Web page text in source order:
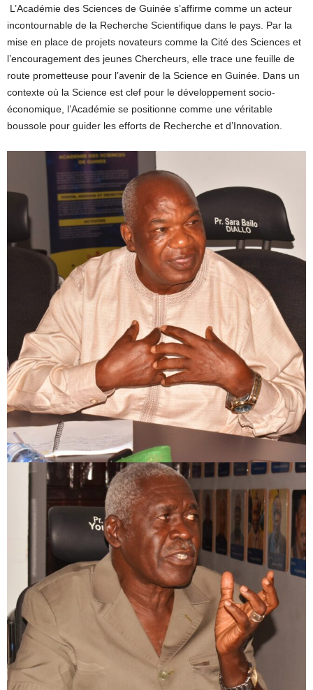
L’Académie des Sciences de Guinée s’affirme comme un acteur
incontournable de la Recherche Scientifique dans le pays. Par la
mise en place de projets novateurs comme la Cité des Sciences et
l’encouragement des jeunes Chercheurs, elle trace une feuille de
route prometteuse pour l’avenir de la Science en Guinée. Dans un
contexte où la Science est clef pour le développement socio-
économique, l’Académie se positionne comme une véritable
boussole pour guider les efforts de Recherche et d’Innovation.